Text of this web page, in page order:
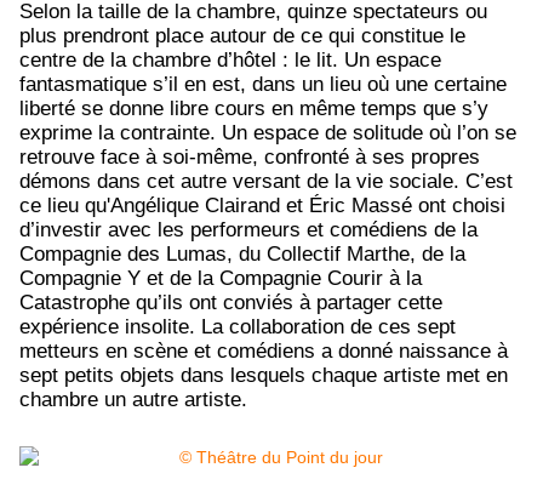
Selon la taille de la chambre, quinze spectateurs ou
plus prendront place autour de ce qui constitue le
centre de la chambre d’hôtel : le lit. Un espace
fantasmatique s’il en est, dans un lieu où une certaine
liberté se donne libre cours en même temps que s’y
exprime la contrainte. Un espace de solitude où l’on se
retrouve face à soi-même, confronté à ses propres
démons dans cet autre versant de la vie sociale. C’est
ce lieu qu'Angélique Clairand et Éric Massé ont choisi
d’investir avec les performeurs et comédiens de la
Compagnie des Lumas, du Collectif Marthe, de la
Compagnie Y et de la Compagnie Courir à la
Catastrophe qu’ils ont conviés à partager cette
expérience insolite. La collaboration de ces sept
metteurs en scène et comédiens a donné naissance à
sept petits objets dans lesquels chaque artiste met en
chambre un autre artiste.